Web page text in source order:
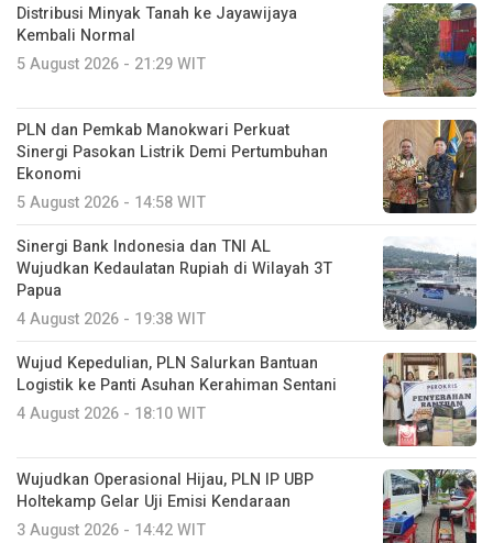
Distribusi Minyak Tanah ke Jayawijaya
Kembali Normal
5 August 2026 - 21:29 WIT
PLN dan Pemkab Manokwari Perkuat
Sinergi Pasokan Listrik Demi Pertumbuhan
Ekonomi
5 August 2026 - 14:58 WIT
Sinergi Bank Indonesia dan TNI AL
Wujudkan Kedaulatan Rupiah di Wilayah 3T
Papua
4 August 2026 - 19:38 WIT
Wujud Kepedulian, PLN Salurkan Bantuan
Logistik ke Panti Asuhan Kerahiman Sentani
4 August 2026 - 18:10 WIT
Wujudkan Operasional Hijau, PLN IP UBP
Holtekamp Gelar Uji Emisi Kendaraan
3 August 2026 - 14:42 WIT